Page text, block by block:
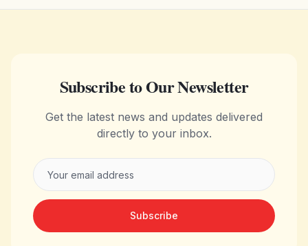
Subscribe to Our Newsletter
Get the latest news and updates delivered
directly to your inbox.
Subscribe